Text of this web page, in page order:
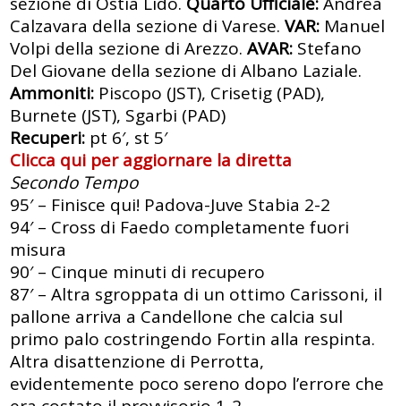
Calzavara della sezione di Varese. VAR: Manuel
Volpi della sezione di Arezzo. AVAR: Stefano
Del Giovane della sezione di Albano Laziale.
Ammoniti: Piscopo (JST), Crisetig (PAD),
Burnete (JST), Sgarbi (PAD)
Recuperi: pt 6′, st 5′
Clicca qui per aggiornare la diretta
Secondo Tempo
95′ – Finisce qui! Padova-Juve Stabia 2-2
94′ – Cross di Faedo completamente fuori
misura
90′ – Cinque minuti di recupero
87′ – Altra sgroppata di un ottimo Carissoni, il
pallone arriva a Candellone che calcia sul
primo palo costringendo Fortin alla respinta.
Altra disattenzione di Perrotta,
evidentemente poco sereno dopo l’errore che